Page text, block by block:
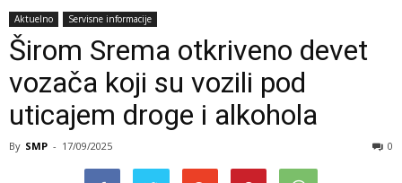
Aktuelno Servisne informacije
Širom Srema otkriveno devet
vozača koji su vozili pod
uticajem droge i alkohola
By SMP - 17/09/2025 0